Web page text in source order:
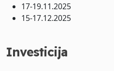
17-19.11.2025
15-17.12.2025
Investicija